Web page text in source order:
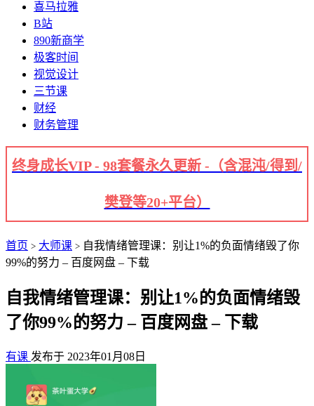
喜马拉雅
B站
890新商学
极客时间
视觉设计
三节课
财经
财务管理
终身成长VIP - 98套餐永久更新 -（含混沌/得到/
樊登等20+平台）
首页 > 大师课 > 自我情绪管理课：别让1%的负面情绪毁了你
99%的努力 – 百度网盘 – 下载
自我情绪管理课：别让1%的负面情绪毁
了你99%的努力 – 百度网盘 – 下载
有课 发布于 2023年01月08日